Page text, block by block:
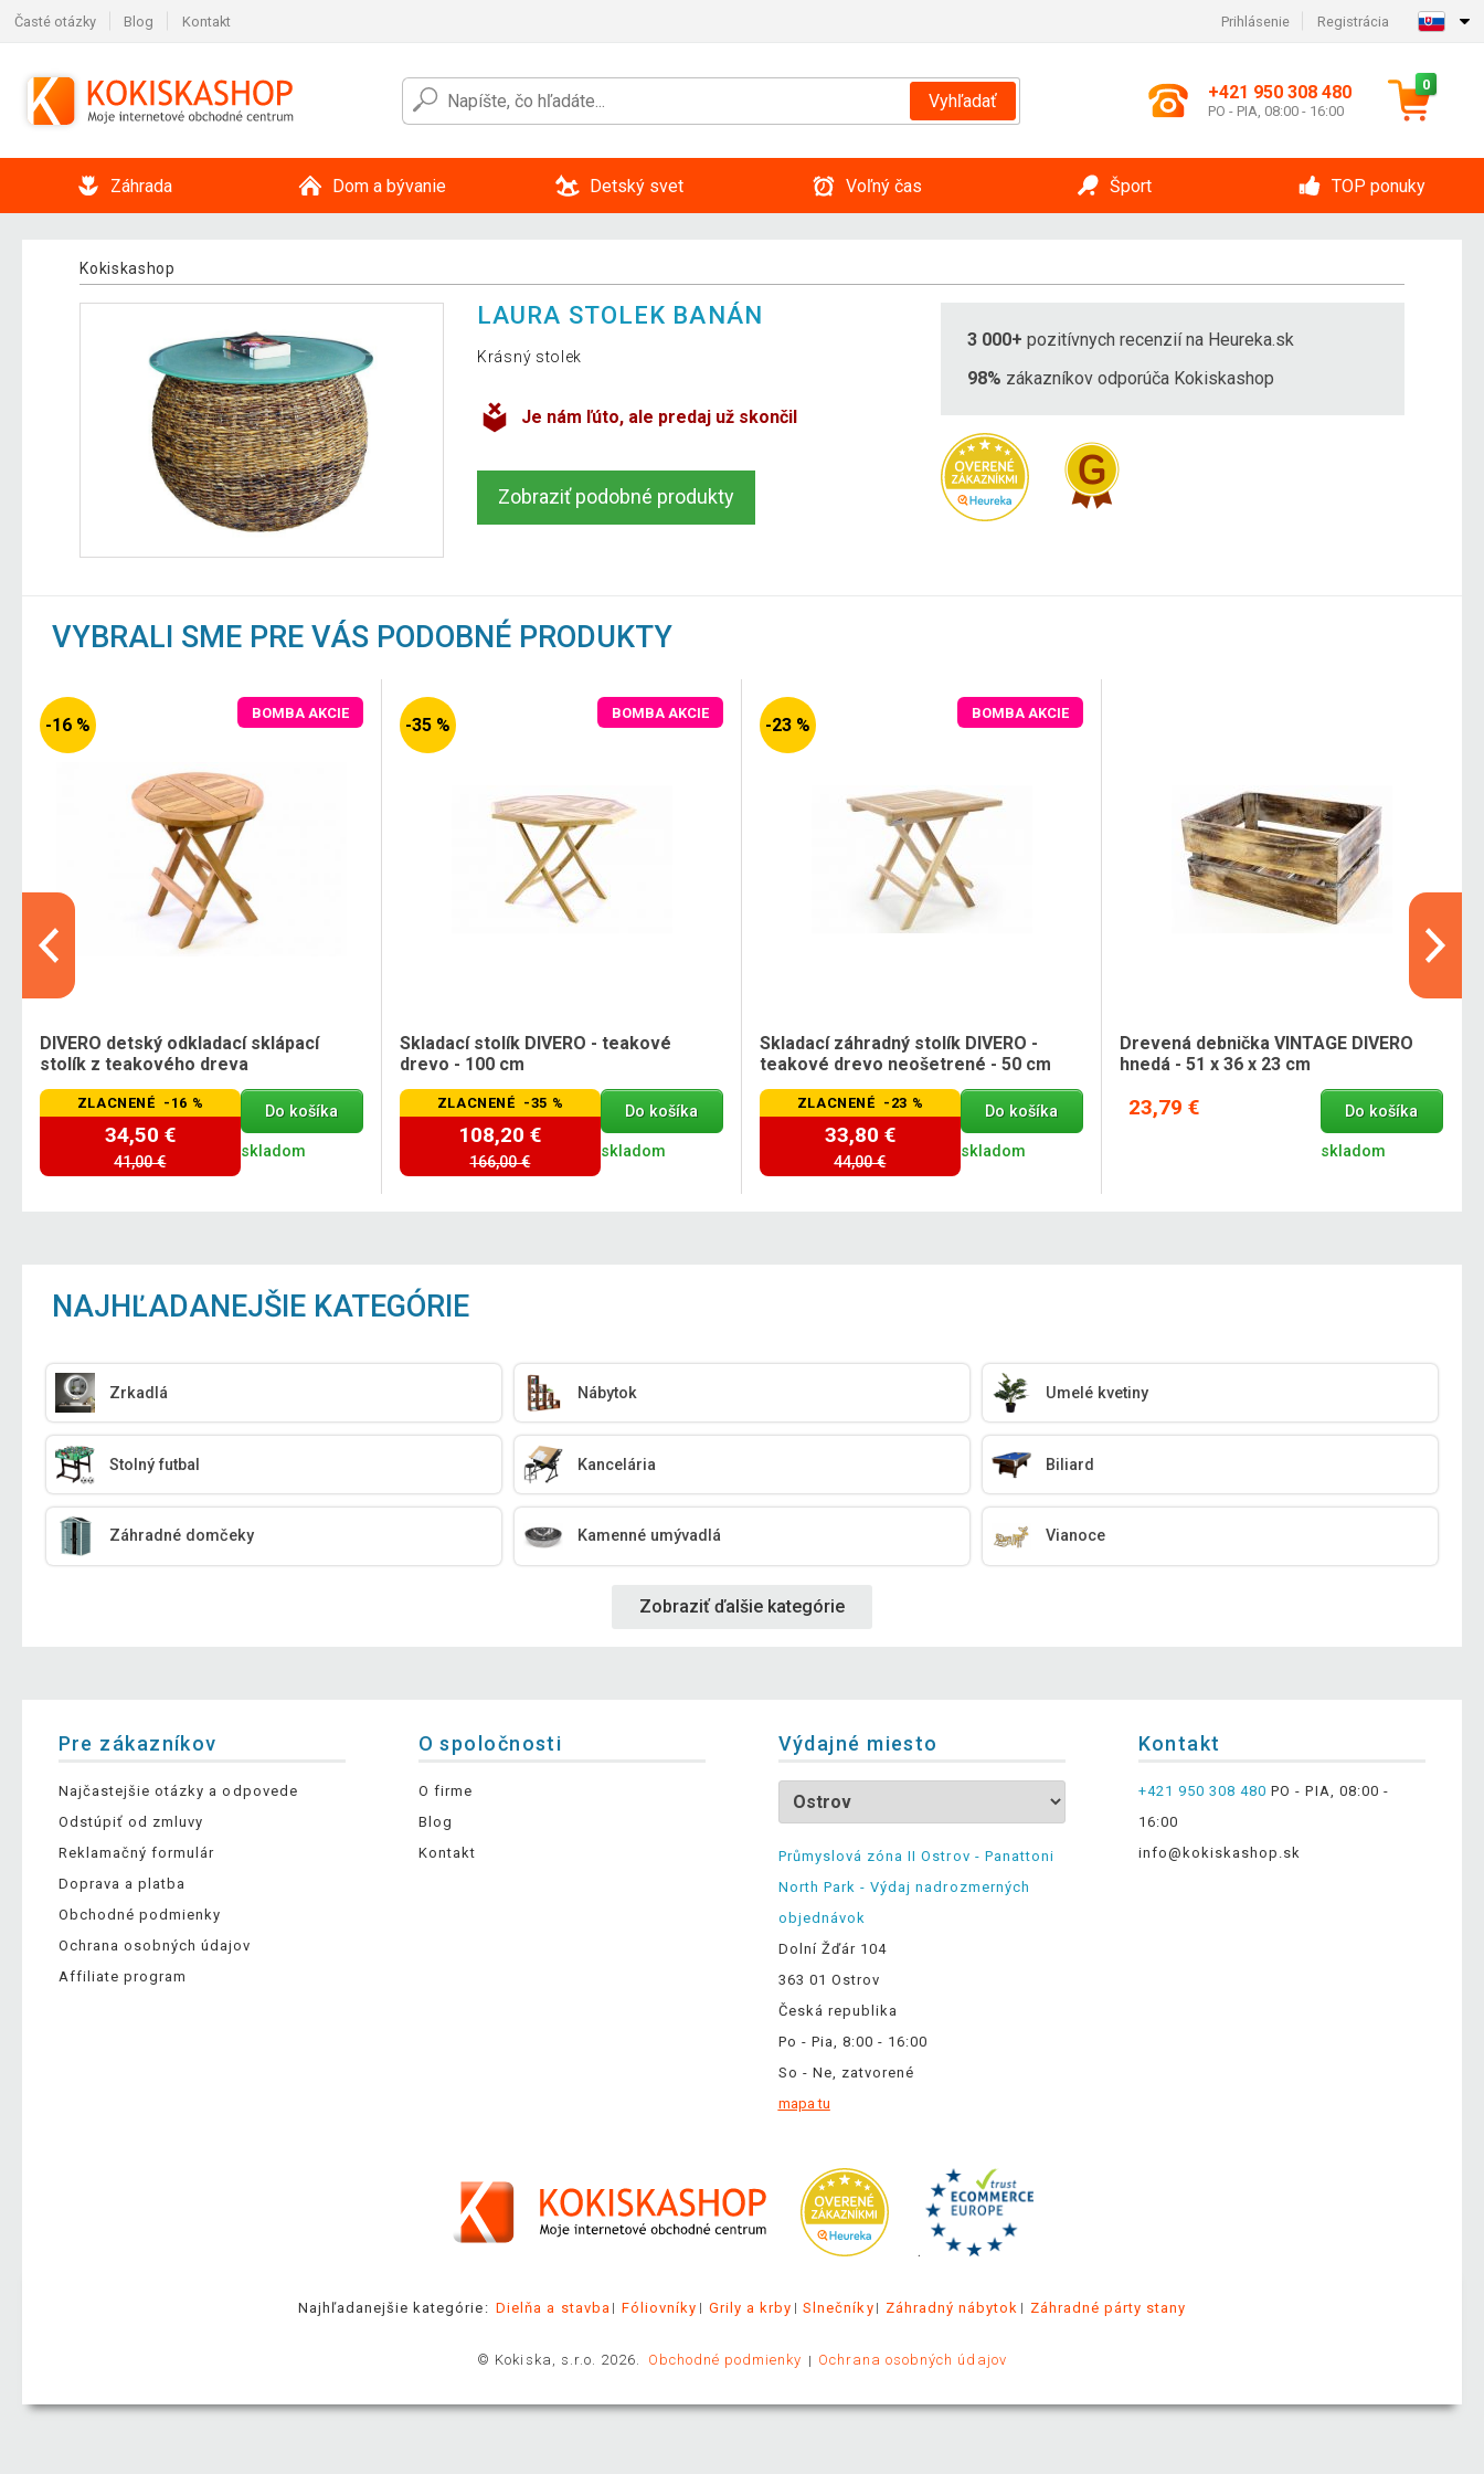
Časté otázky Blog Kontakt Prihlásenie Registrácia
Vyhľadať +421 950 308 480
PO - PIA, 08:00 - 16:00
0
Záhrada Dom a bývanie Detský svet Voľný čas Šport TOP ponuky
Kokiskashop
LAURA STOLEK BANÁN
Krásný stolek
Je nám ľúto, ale predaj už skončil
Zobraziť podobné produkty
3 000+ pozitívnych recenzií na Heureka.sk
98% zákazníkov odporúča Kokiskashop
VYBRALI SME PRE VÁS PODOBNÉ PRODUKTY
-16 %
BOMBA AKCIE
DIVERO detský odkladací sklápací
stolík z teakového dreva
ZLACNENÉ -16 %
34,50 €
41,00 €
Do košíka
skladom
-35 %
BOMBA AKCIE
Skladací stolík DIVERO - teakové
drevo - 100 cm
ZLACNENÉ -35 %
108,20 €
166,00 €
Do košíka
skladom
-23 %
BOMBA AKCIE
Skladací záhradný stolík DIVERO -
teakové drevo neošetrené - 50 cm
ZLACNENÉ -23 %
33,80 €
44,00 €
Do košíka
skladom
Drevená debnička VINTAGE DIVERO
hnedá - 51 x 36 x 23 cm
23,79 € Do košíka
skladom
NAJHĽADANEJŠIE KATEGÓRIE
Zrkadlá Nábytok Umelé kvetiny
Stolný futbal Kancelária Biliard
Záhradné domčeky Kamenné umývadlá Vianoce
Zobraziť ďalšie kategórie
Pre zákazníkov
Najčastejšie otázky a odpovede
Odstúpiť od zmluvy
Reklamačný formulár
Doprava a platba
Obchodné podmienky
Ochrana osobných údajov
Affiliate program
O spoločnosti
O firme
Blog
Kontakt
Výdajné miesto
Průmyslová zóna II Ostrov - Panattoni
North Park - Výdaj nadrozmerných
objednávok
Dolní Žďár 104
363 01 Ostrov
Česká republika
Po - Pia, 8:00 - 16:00
So - Ne, zatvorené
mapa tu
Kontakt
+421 950 308 480 PO - PIA, 08:00 -
16:00
info@kokiskashop.sk
.
Najhľadanejšie kategórie: Dielňa a stavba Fóliovníky Grily a krby Slnečníky Záhradný nábytok Záhradné párty stany
© Kokiska, s.r.o. 2026. Obchodné podmienky Ochrana osobných údajov